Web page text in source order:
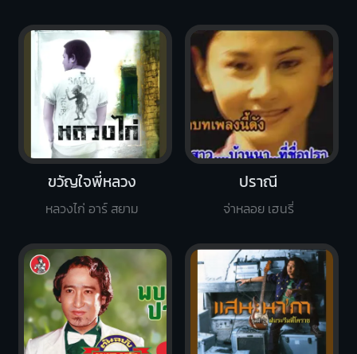
ขวัญใจพี่หลวง
หลวงไก่ อาร์ สยาม
ปราณี
จ่าหลอย เฮนรี่